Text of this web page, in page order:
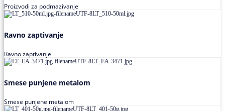
Proizvodi za podmazivanje
Ravno zaptivanje
Ravno zaptivanje
Smese punjene metalom
Smese punjene metalom